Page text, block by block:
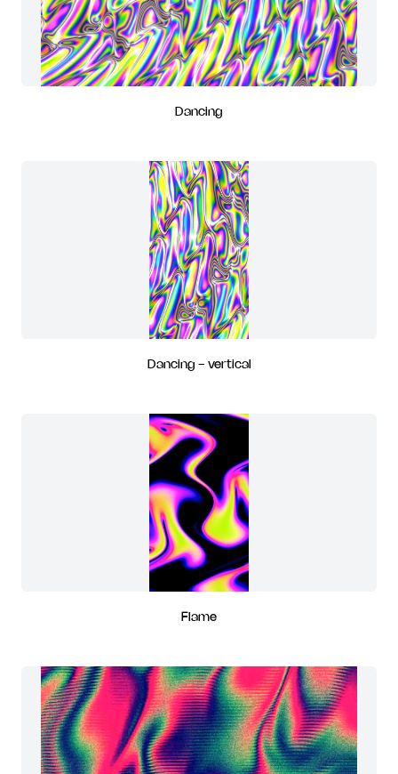
Dancing
Dancing - vertical
Flame